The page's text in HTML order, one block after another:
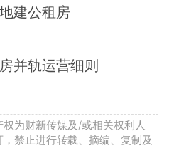
建公租房
并轨运营细则
为财新传媒及/或相关权利人
禁止进行转载、摘编、复制及